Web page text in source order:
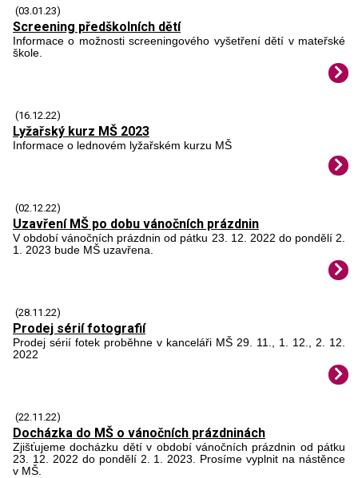
(03.01.23)
Screening předškolních dětí
Informace o možnosti screeningového vyšetření dětí v mateřské
škole.
(16.12.22)
Lyžařský kurz MŠ 2023
Informace o lednovém lyžařském kurzu MŠ
(02.12.22)
Uzavření MŠ po dobu vánočních prázdnin
V období vánočních prázdnin od pátku 23. 12. 2022 do pondělí 2.
1. 2023 bude MŠ uzavřena.
(28.11.22)
Prodej sérií fotografií
Prodej sérií fotek proběhne v kanceláři MŠ 29. 11., 1. 12., 2. 12.
2022
(22.11.22)
Docházka do MŠ o vánočních prázdninách
Zjišťujeme docházku dětí v období vánočních prázdnin od pátku
23. 12. 2022 do pondělí 2. 1. 2023. Prosíme vyplnit na nástěnce
v MŠ.